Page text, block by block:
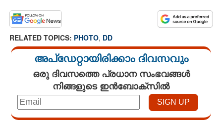
ZOOM
RELATED TOPICS: PHOTO, DD
അപ്ഡേറ്റായിരിക്കാം ദിവസവും
ഒരു ദിവസത്തെ പ്രധാന സംഭവങ്ങൾ
നിങ്ങളുടെ ഇൻബോക്സിൽ